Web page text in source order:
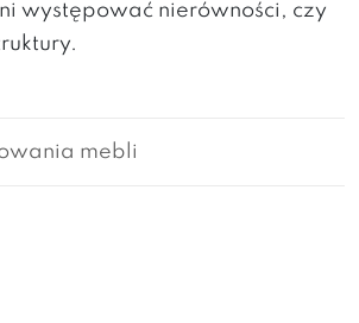
występować nierówności, czy
mebli